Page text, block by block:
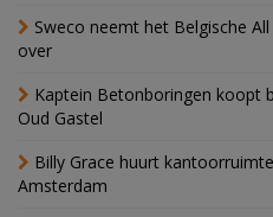
Sweco neemt het Belgische
over
Kaptein Betonboringen koopt
Oud Gastel
Billy Grace huurt
Amsterdam